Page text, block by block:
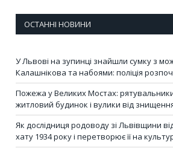
ОСТАННІ НОВИНИ
У Львові на зупинці знайшли сумку з
Калашнікова та набоями: поліція
Пожежа у Великих Мостах:
житловий будинок і вулики від
Як дослідниця родоводу зі Львівщини
хату 1934 року і перетворює її на